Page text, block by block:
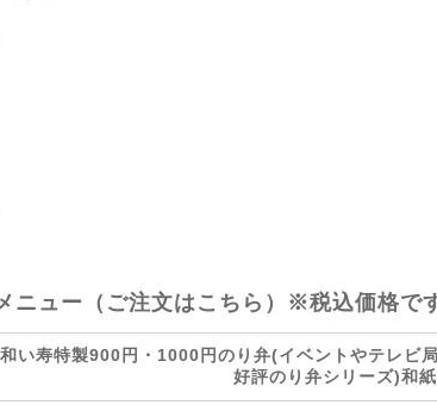
ニュー（ご注文はこちら）※税込価格で
和い寿特製900円・1000円のり弁(イベントやテレビ
好評のり弁シリーズ)和